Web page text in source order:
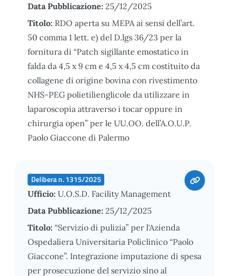
Data Pubblicazione: 25/12/2025
Titolo: RDO aperta su MEPA ai sensi dell’art.
50 comma 1 lett. e) del D.lgs 36/23 per la
fornitura di “Patch sigillante emostatico in
falda da 4,5 x 9 cm e 4,5 x 4,5 cm costituito da
collagene di origine bovina con rivestimento
NHS-PEG polietilienglicole da utilizzare in
laparoscopia attraverso i tocar oppure in
chirurgia open” per le UU.OO. dell’A.O.U.P.
Paolo Giaccone di Palermo
Delibera n. 1315/2025
Ufficio: U.O.S.D. Facility Management
Data Pubblicazione: 25/12/2025
Titolo: “Servizio di pulizia” per l'Azienda
Ospedaliera Universitaria Policlinico “Paolo
Giaccone”. Integrazione imputazione di spesa
per prosecuzione del servizio sino al